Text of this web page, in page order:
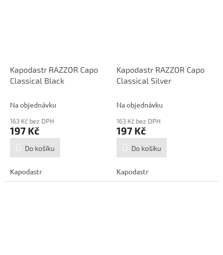
Kapodastr RAZZOR Capo
Classical Black
Na objednávku
163 Kč bez DPH
197 Kč
Do košíku
Kapodastr
Kapodastr RAZZOR Capo
Classical Silver
Na objednávku
163 Kč bez DPH
197 Kč
Do košíku
Kapodastr